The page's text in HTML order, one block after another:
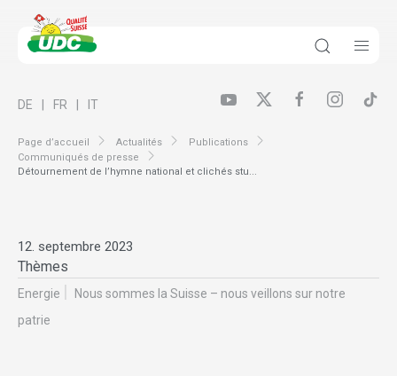
Page d’accueil Actualités
Publications
Communiqués de presse
Détournement de l’hymne national et clichés stu...
DE FR IT
12. septembre 2023
Thèmes
Energie
Nous sommes la Suisse – nous veillons sur notre
patrie